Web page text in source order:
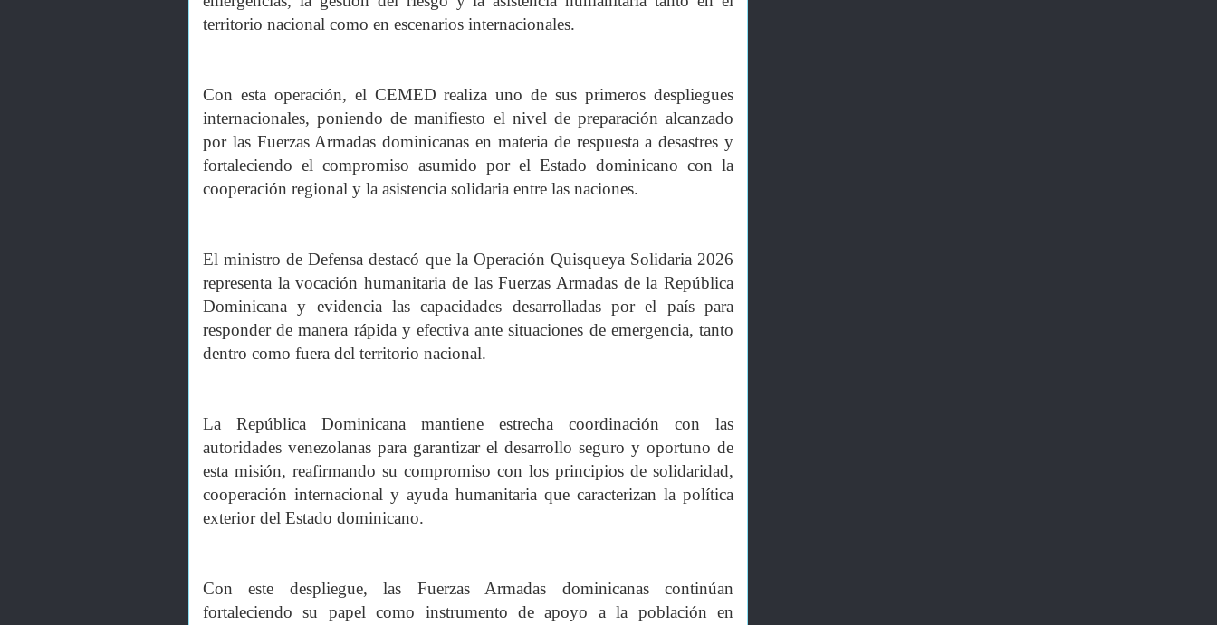
territorio nacional como en escenarios internacionales.
Con esta operación, el CEMED realiza uno de sus primeros despliegues
internacionales, poniendo de manifiesto el nivel de preparación alcanzado
por las Fuerzas Armadas dominicanas en materia de respuesta a desastres y
fortaleciendo el compromiso asumido por el Estado dominicano con la
cooperación regional y la asistencia solidaria entre las naciones.
El ministro de Defensa destacó que la Operación Quisqueya Solidaria 2026
representa la vocación humanitaria de las Fuerzas Armadas de la República
Dominicana y evidencia las capacidades desarrolladas por el país para
responder de manera rápida y efectiva ante situaciones de emergencia, tanto
dentro como fuera del territorio nacional.
La República Dominicana mantiene estrecha coordinación con las
autoridades venezolanas para garantizar el desarrollo seguro y oportuno de
esta misión, reafirmando su compromiso con los principios de solidaridad,
cooperación internacional y ayuda humanitaria que caracterizan la política
exterior del Estado dominicano.
Con este despliegue, las Fuerzas Armadas dominicanas continúan
fortaleciendo su papel como instrumento de apoyo a la población en